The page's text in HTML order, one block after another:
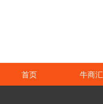
首页 牛商汇